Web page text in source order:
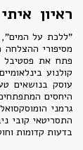
ראיון איתי
מסיפורי
פתח את פסטיבל
קולנוע
עוסק בנושאים
היחסים
גרמני
התסריטאי קובי
בדעות קדומות